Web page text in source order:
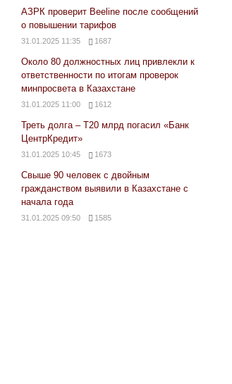
АЗРК проверит Beeline после сообщений
о повышении тарифов
31.01.2025 11:35 1687
Около 80 должностных лиц привлекли к
ответственности по итогам проверок
минпросвета в Казахстане
31.01.2025 11:00 1612
Треть долга – Т20 млрд погасил «Банк
ЦентрКредит»
31.01.2025 10:45 1673
Свыше 90 человек с двойным
гражданством выявили в Казахстане с
начала года
31.01.2025 09:50 1585